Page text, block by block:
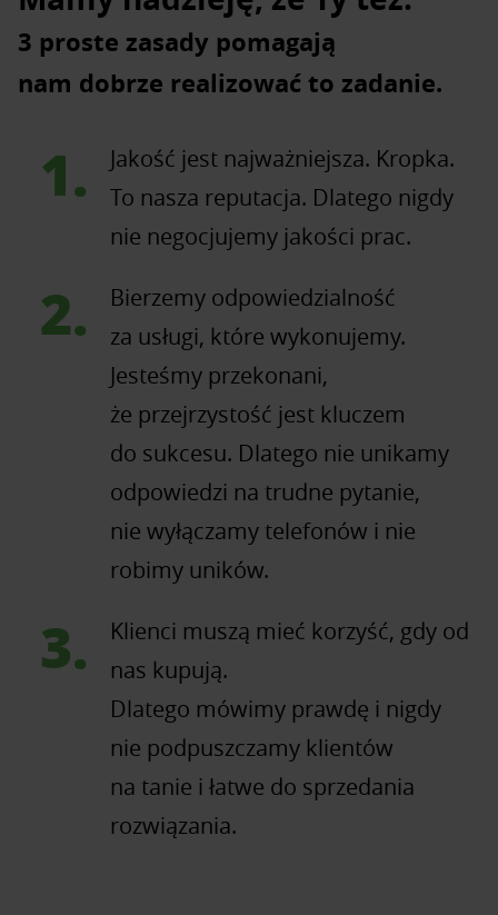
3 proste zasady pomagają
nam dobrze realizować to zadanie.
Jakość jest najważniejsza. Kropka.
To nasza reputacja. Dlatego nigdy
nie negocjujemy jakości prac.
Bierzemy odpowiedzialność
za usługi, które wykonujemy.
Jesteśmy przekonani,
że przejrzystość jest kluczem
do sukcesu. Dlatego nie unikamy
odpowiedzi na trudne pytanie,
nie wyłączamy telefonów i nie
robimy uników.
Klienci muszą mieć korzyść, gdy od
nas kupują.
Dlatego mówimy prawdę i nigdy
nie podpuszczamy klientów
na tanie i łatwe do sprzedania
rozwiązania.